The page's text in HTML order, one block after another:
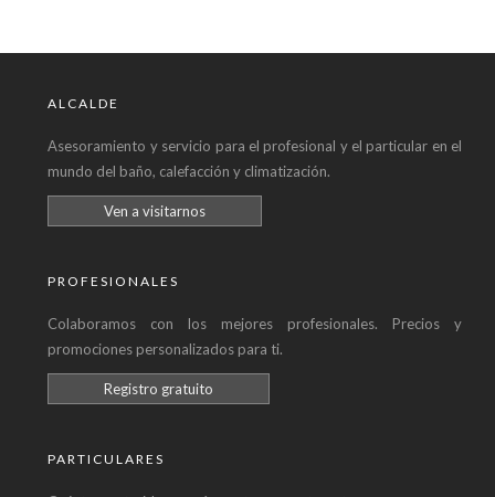
ALCALDE
Asesoramiento y servicio para el profesional y el particular en el
mundo del baño, calefacción y climatización.
Ven a visitarnos
PROFESIONALES
Colaboramos con los mejores profesionales. Precios y
promociones personalizados para ti.
Registro gratuito
PARTICULARES